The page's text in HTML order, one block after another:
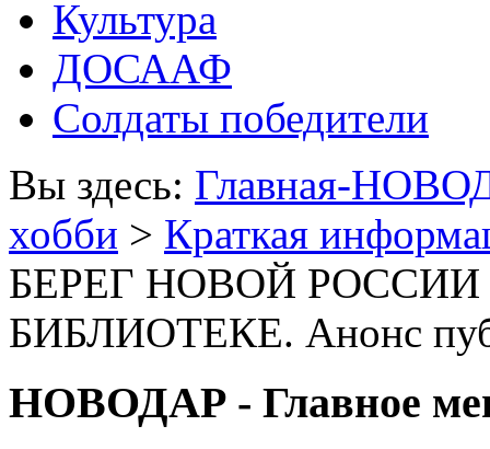
Культура
ДОСААФ
Солдаты победители
Вы здесь: Главная-
хобби > Краткая
БЕРЕГ НОВОЙ
БИБЛИОТЕКЕ. Анонс
НОВОДАР - Главное